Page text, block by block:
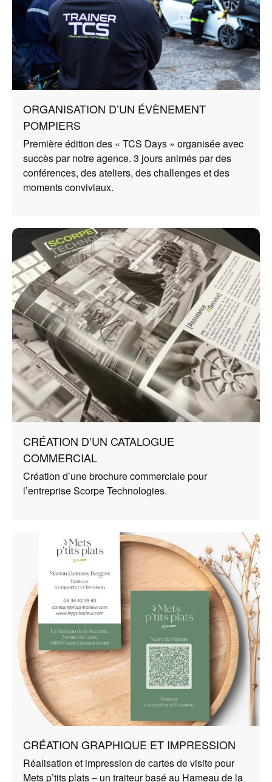
ORGANISATION D’UN ÉVÈNEMENT
POMPIERS
Première édition des « TCS Days » organisée avec
succès par notre agence. 3 jours animés par des
conférences, des ateliers, des challenges et des
moments conviviaux.
CRÉATION D’UN CATALOGUE
COMMERCIAL
Création d’une brochure commerciale pour
l’entreprise Scorpe Technologies.
CRÉATION GRAPHIQUE ET IMPRESSION
Réalisation et impression de cartes de visite pour
Mets p’tits plats – un traiteur basé au Hameau de la